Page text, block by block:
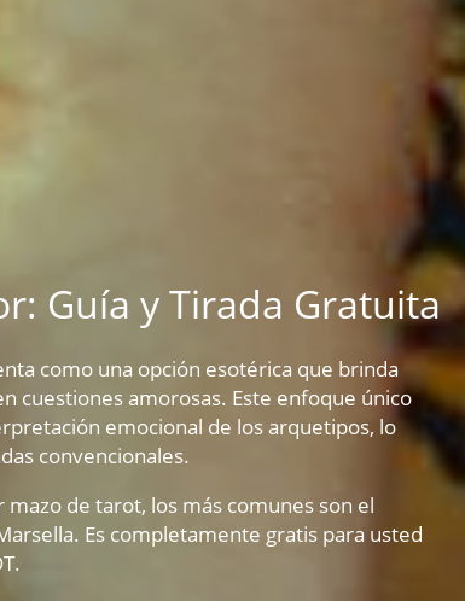
Guía y Tirada Gratuita
como una opción esotérica que brinda
cuestiones amorosas. Este enfoque único
emocional de los arquetipos, lo
convencionales.
de tarot, los más comunes son el
Es completamente gratis para usted